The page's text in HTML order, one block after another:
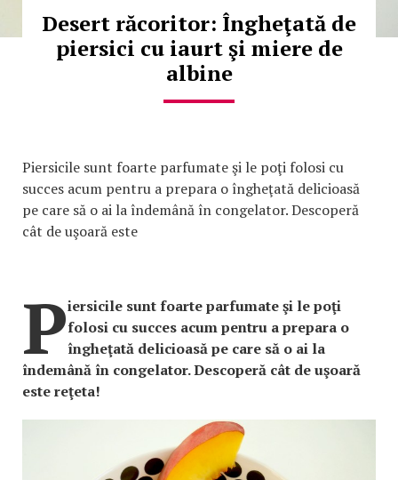
Desert răcoritor: Îngheţată de
piersici cu iaurt şi miere de
albine
Piersicile sunt foarte parfumate şi le poţi folosi cu
succes acum pentru a prepara o îngheţată delicioasă
pe care să o ai la îndemână în congelator. Descoperă
cât de uşoară este
Piersicile sunt foarte parfumate şi le poţi
folosi cu succes acum pentru a prepara o
îngheţată delicioasă pe care să o ai la
îndemână în congelator. Descoperă cât de uşoară
este reţeta!